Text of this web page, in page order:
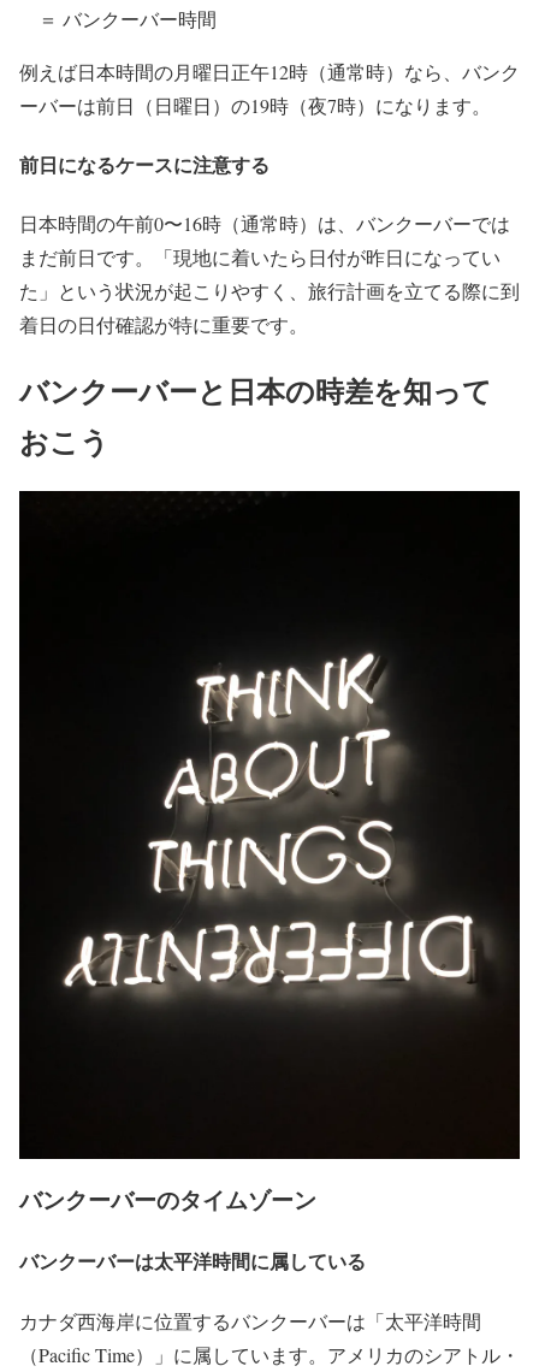
＝ バンクーバー時間
例えば日本時間の月曜日正午12時（通常時）なら、バンク
ーバーは前日（日曜日）の19時（夜7時）になります。
前日になるケースに注意する
日本時間の午前0〜16時（通常時）は、バンクーバーでは
まだ前日です。「現地に着いたら日付が昨日になってい
た」という状況が起こりやすく、旅行計画を立てる際に到
着日の日付確認が特に重要です。
バンクーバーと日本の時差を知って
おこう
バンクーバーのタイムゾーン
バンクーバーは太平洋時間に属している
カナダ西海岸に位置するバンクーバーは「太平洋時間
（Pacific Time）」に属しています。アメリカのシアトル・